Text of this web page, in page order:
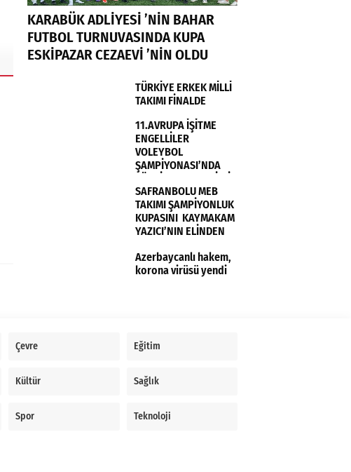
KARABÜK ADLİYESİ ’NİN BAHAR
FUTBOL TURNUVASINDA KUPA
ESKİPAZAR CEZAEVİ ’NİN OLDU
TÜRKİYE ERKEK MİLLİ
TAKIMI FİNALDE
11.AVRUPA İŞİTME
ENGELLİLER
VOLEYBOL
ŞAMPİYONASI’NDA
TAKIMI FRANSA’YI 3-0
MAĞLUP ETTİ
SAFRANBOLU MEB
TAKIMI ŞAMPİYONLUK
KUPASINI KAYMAKAM
YAZICI’NIN ELİNDEN
Azerbaycanlı hakem,
korona virüsü yendi
Çevre Eğitim
Kültür Sağlık
Spor Teknoloji